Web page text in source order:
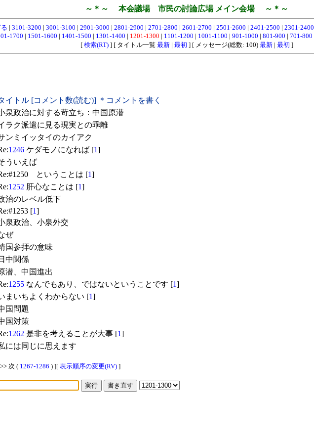
～＊～ 本会議場 市民の討論広場 メイン会場 ～＊～
| 3101-3200 | 3001-3100 | 2901-3000 | 2801-2900 | 2701-2800 | 2601-2700 | 2501-2600 | 2401-2500 | 2301-2400
1700 | 1501-1600 | 1401-1500 | 1301-1400 | 1201-1300 | 1101-1200 | 1001-1100 | 901-1000 | 801-900 | 701-800
[ 検索(RT)] [ タイトル一覧 最新| 最初 ] [ メッセージ(総数: 100) 最新| 最初 ]
イトル [コメント数(読む)] ＊コメントを書く
泉政治に対する苛立ち：中国原潜
ラク派遣に見る現実との乖離
ンミイッタイのカイアク
1246 ケダモノになれば [1]
ういえば
ということは [1]
1252 肝心なことは [1]
治のレベル低下
[1]
泉政治、小泉外交
ぜ
国参拝の意味
中関係
潜、中国進出
1255 なんでもあり、ではないということです [1]
まいちよくわからない [1]
国問題
国対策
1262 是非を考えることが大事 [1]
には同じに思えます
次 ( 1267-1286 ) ][ 表示順序の変更(RV) ]